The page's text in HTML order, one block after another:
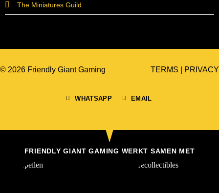
The Miniatures Guild
© 2026 Friendly Giant Gaming
WHATSAPP EMAIL
TERMS PRIVACY
FRIENDLY GIANT GAMING WERKT SAMEN MET